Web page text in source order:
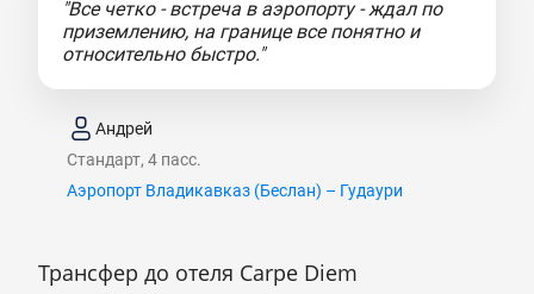
"Все четко - встреча в аэропорту - ждал по
приземлению, на границе все понятно и
относительно быстро."
Андрей
Стандарт, 4 пасс.
Аэропорт Владикавказ (Беслан) – Гудаури
Трансфер до отеля Carpe Diem